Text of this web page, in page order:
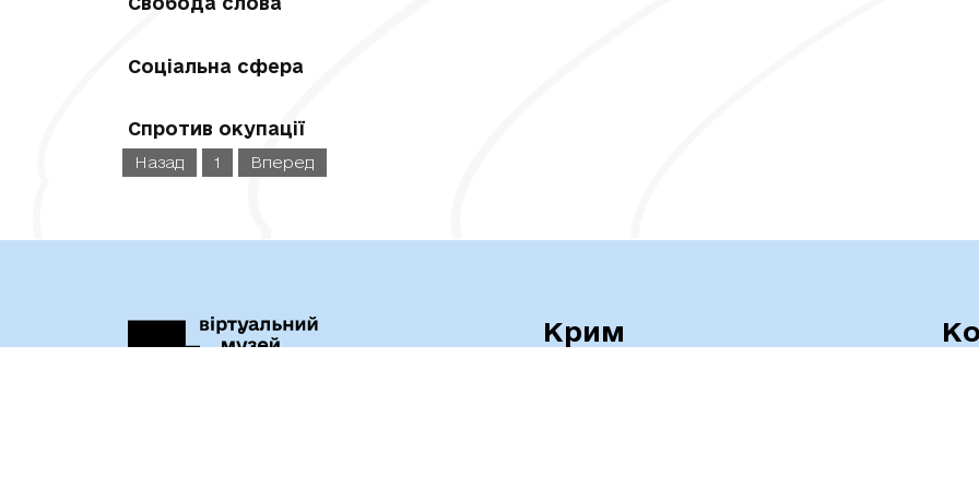
Соціальна сфера
Спротив окупації
Назад 1 Вперед
Крим